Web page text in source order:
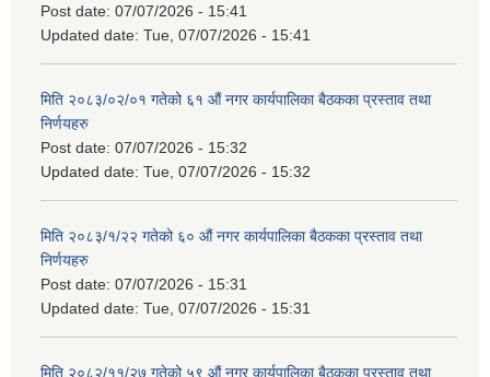
Post date: 07/07/2026 - 15:41
Updated date: Tue, 07/07/2026 - 15:41
मिति २०८३/०२/०१ गतेको ६१ औं नगर कार्यपालिका बैठकका प्रस्ताव तथा
निर्णयहरु
Post date: 07/07/2026 - 15:32
Updated date: Tue, 07/07/2026 - 15:32
मिति २०८३/१/२२ गतेको ६० औं नगर कार्यपालिका बैठकका प्रस्ताव तथा
निर्णयहरु
Post date: 07/07/2026 - 15:31
Updated date: Tue, 07/07/2026 - 15:31
मिति २०८२/११/२७ गतेको ५९ औं नगर कार्यपालिका बैठकका प्रस्ताव तथा